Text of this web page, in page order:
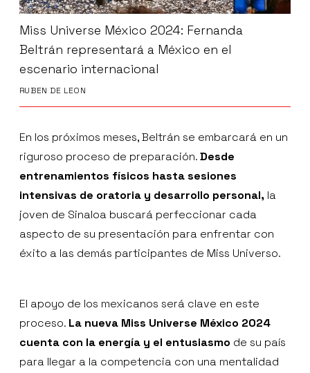
Miss Universe México 2024: Fernanda
Beltrán representará a México en el
escenario internacional
RUBEN DE LEON
En los próximos meses, Beltrán se embarcará en un
riguroso proceso de preparación.Desde
entrenamientos físicos hasta sesiones
intensivas de oratoria y desarrollo personal, la
joven de Sinaloa buscará perfeccionar cada
aspecto de su presentación para enfrentar con
éxito a las demás participantes de Miss Universo.
El apoyo de los mexicanos será clave en este
proceso. La nueva Miss Universe México 2024
cuenta con la energía y el entusiasmo de su país
para llegar a la competencia con una mentalidad